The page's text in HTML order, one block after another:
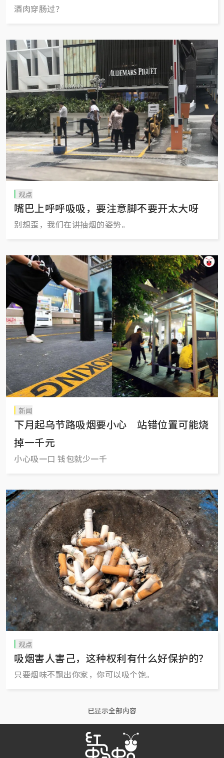
酒肉穿肠过？
观点
嘴巴上呼呼吸吸，要注意脚不要开太大呀
别想歪，我们在讲抽烟的姿势。
新闻
下月起乌节路吸烟要小心 站错位置可能烧
掉一千元
小心吸一口 钱包就少一千
观点
吸烟害人害己，这种权利有什么好保护的？
只要烟味不飘出你家，你可以吸个饱。
已显示全部内容